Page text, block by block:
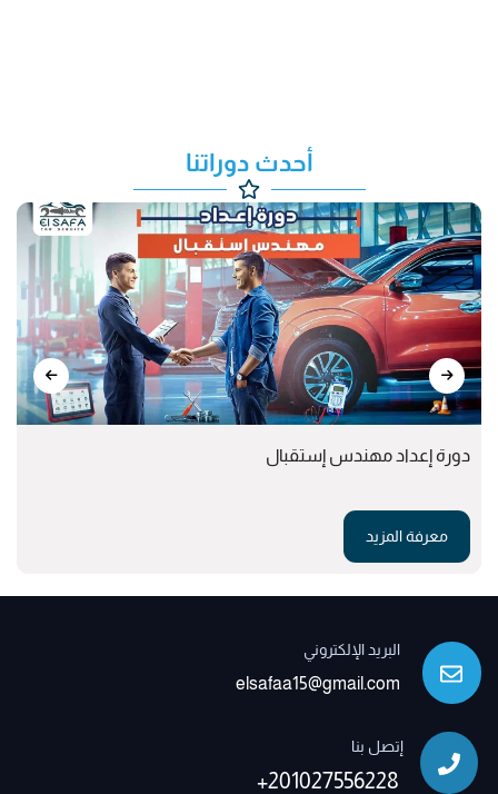
أحدث دوراتنا
دورة إعداد مهندس إستقبال
معرفة المزيد
البريد الإلكتروني
elsafaa15@gmail.com
إتصل بنا
+201027556228